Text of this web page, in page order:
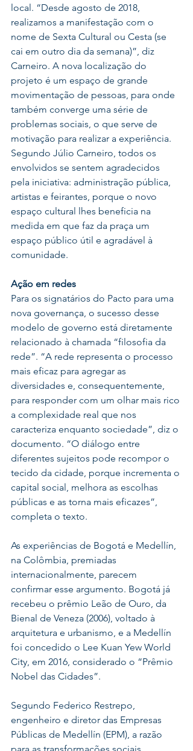
local. “Desde agosto de 2018,
realizamos a manifestação com o
nome de Sexta Cultural ou Cesta (se
cai em outro dia da semana)”, diz
Carneiro. A nova localização do
projeto é um espaço de grande
movimentação de pessoas, para onde
também converge uma série de
problemas sociais, o que serve de
motivação para realizar a experiência.
Segundo Júlio Carneiro, todos os
envolvidos se sentem agradecidos
pela iniciativa: administração pública,
artistas e feirantes, porque o novo
espaço cultural lhes beneficia na
medida em que faz da praça um
espaço público útil e agradável à
comunidade.
Ação em redes
Para os signatários do Pacto para uma
nova governança, o sucesso desse
modelo de governo está diretamente
relacionado à chamada “filosofia da
rede”. “A rede representa o processo
mais eficaz para agregar as
diversidades e, consequentemente,
para responder com um olhar mais rico
a complexidade real que nos
caracteriza enquanto sociedade”, diz o
documento. “O diálogo entre
diferentes sujeitos pode recompor o
tecido da cidade, porque incrementa o
capital social, melhora as escolhas
públicas e as torna mais eficazes”,
completa o texto.
As experiências de Bogotá e Medellín,
na Colômbia, premiadas
internacionalmente, parecem
confirmar esse argumento. Bogotá já
recebeu o prêmio Leão de Ouro, da
Bienal de Veneza (2006), voltado à
arquitetura e urbanismo, e a Medellín
foi concedido o Lee Kuan Yew World
City, em 2016, considerado o “Prêmio
Nobel das Cidades”.
Segundo Federico Restrepo,
engenheiro e diretor das Empresas
Públicas de Medellín (EPM), a razão